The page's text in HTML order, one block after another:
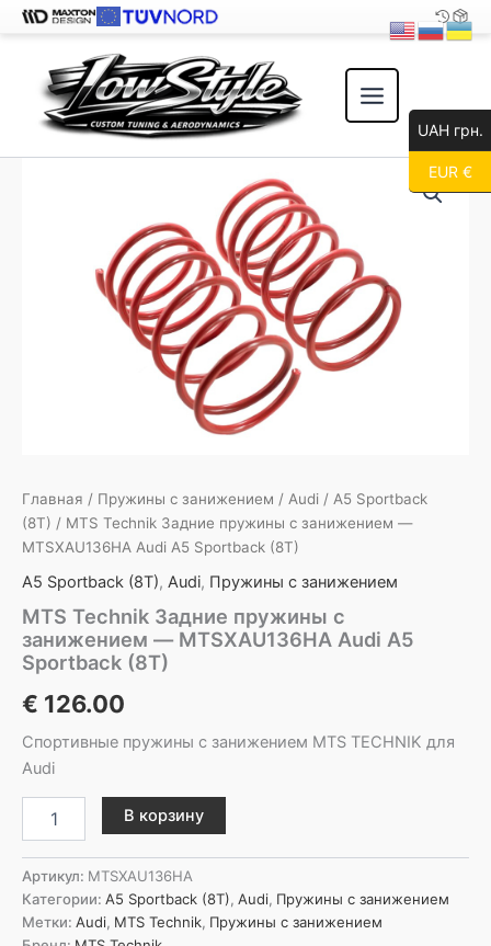
содержимому
Главная / Пружины с занижением / Audi / A5 Sportback
(8T) / MTS Technik Задние пружины с занижением —
MTSXAU136HA Audi A5 Sportback (8T)
A5 Sportback (8T), Audi, Пружины с занижением
MTS Technik Задние пружины с
занижением — MTSXAU136HA Audi A5
Sportback (8T)
€ 126.00
Спортивные пружины с занижением MTS TECHNIK для
Audi
товара
Technik
Задние
пружины
с
В корзину
Артикул: MTSXAU136HA
Категории: A5 Sportback (8T), Audi, Пружины с занижением
Метки: Audi, MTS Technik, Пружины с занижением
UAH грн.
EUR €